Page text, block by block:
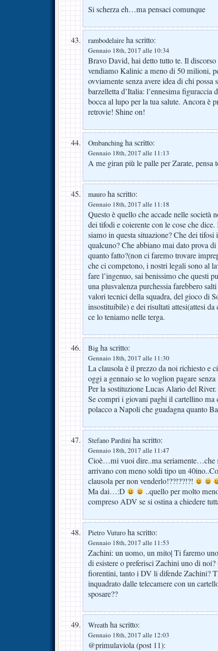
Si scherza eh…ma pensaci comunque
rambodelaire ha scritto:
Gennaio 18th, 2017 alle 10:34
Bravo David, hai detto tutto te. Il
vendiamo Kalinic a meno di 50 milioni,
ovviamente senza avere idea di chi
barzelletta d’Italia: l’ennesima
bocca al lupo per la tua salute. Ancora è
retrovie! Shine on!
Ombanching ha scritto:
Gennaio 18th, 2017 alle 11:13
A me giran più le palle per Zarate,
mauro ha scritto:
Gennaio 18th, 2017 alle 11:18
Questo è quello che accade nelle società
dei tifodi e coierente con le cose che
siamo in questa situazione? Che dei tifosi
qualcuno? Che abbiano mai dato prova
quanto fatto?(non ci faremo trovare
che ci competono, i nostri legali sono al
fare l’ingenuo, sai benissimo che questi
una plusvalenza purchessia farebbero
valori tecnici della squadra, del gioco di
insostituibile) e dei risultati attesi(attesi
ce lo teniamo nelle terga.
Big ha scritto:
Gennaio 18th, 2017 alle 11:30
La clausola è il prezzo da noi richiesto e
oggi a gennaio se lo voglion pagare
Per la sostituzione Lucas Alario del River.
Se compri i giovani paghi il cartellino ma
polacco a Napoli che guadagna quanto
Stefano Pardini ha scritto:
Gennaio 18th, 2017 alle 11:47
Cioè…mi vuoi dire..ma seriamente…che
arrivano con meno soldi tipo un
clausola per non venderlo!??!??!?!
Ma dai…:D
..quello per molto
compreso ADV se si ostina a chiedere
Pietro Vuturo ha scritto:
Gennaio 18th, 2017 alle 11:53
Zachini: un uomo, un mito| Ti faremo
di esistere o preferisci Zachini uno di
fiorentini, tanto i DV li difende Zachini?
inquadrato dalle telecamere con un
sposare??
Wreath ha scritto:
Gennaio 18th, 2017 alle 12:03
@primulaviola (post 11):